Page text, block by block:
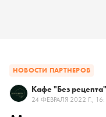
НОВОСТИ ПАРТНЕРОВ
Кафе "Без рецепта"
24 ФЕВРАЛЯ 2022 Г.,